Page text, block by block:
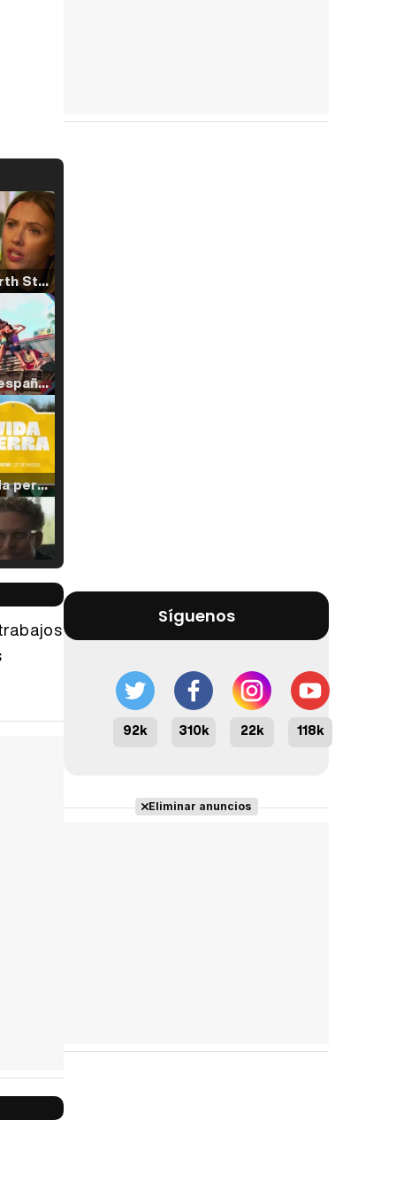
Tráiler 'North Star' (2023)
Tráiler en español de 'La isla olvidada'
Tráiler 'Vida perra' (2026)
Tráiler Oficial en VOSE 'The Audacity'
Síguenos
92k 310k 22k 118k
Eliminar anuncios